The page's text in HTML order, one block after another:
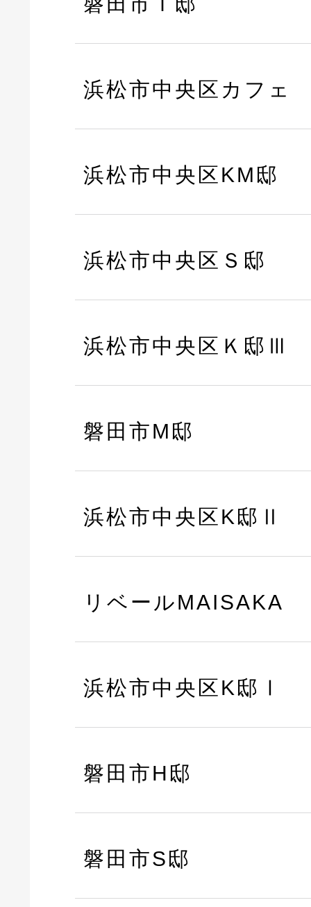
浜松市中央区カフェ
浜松市中央区KM邸
浜松市中央区Ｓ邸
浜松市中央区Ｋ邸Ⅲ
磐田市M邸
浜松市中央区K邸Ⅱ
リベールMAISAKA
浜松市中央区K邸Ⅰ
磐田市H邸
磐田市S邸